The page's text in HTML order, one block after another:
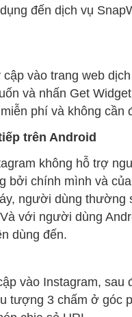
đến dịch vụ
vào trang web
và nhấn Get
phí và không cần
trên Android
không hỗ trợ
bởi chính mình và
người dùng thường
với người dùng
dùng đến.
vào Instagram, sau
tượng 3 chấm ở góc